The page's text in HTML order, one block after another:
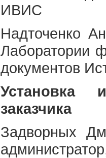
ИВИС
Надточенко
Лаборатории
документов
Установка
заказчика
Задворных